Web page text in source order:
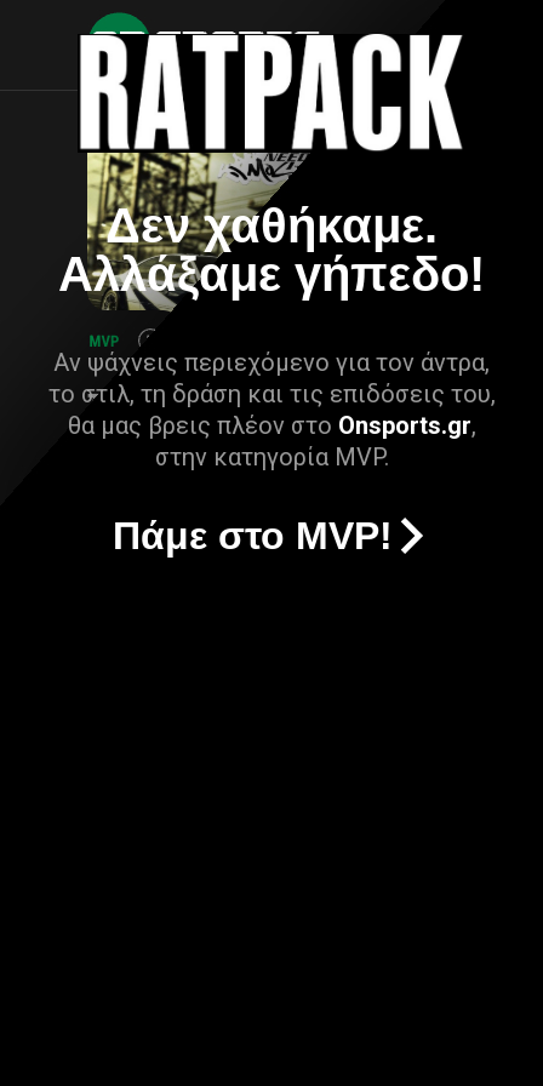
Δεν χαθήκαμε.
Αλλάξαμε γήπεδο!
Αν ψάχνεις περιεχόμενο για τον άντρα,
το στιλ, τη δράση και τις επιδόσεις του,
θα μας βρεις πλέον στο Onsports.gr,
στην κατηγορία MVP.
Πάμε στο MVP!